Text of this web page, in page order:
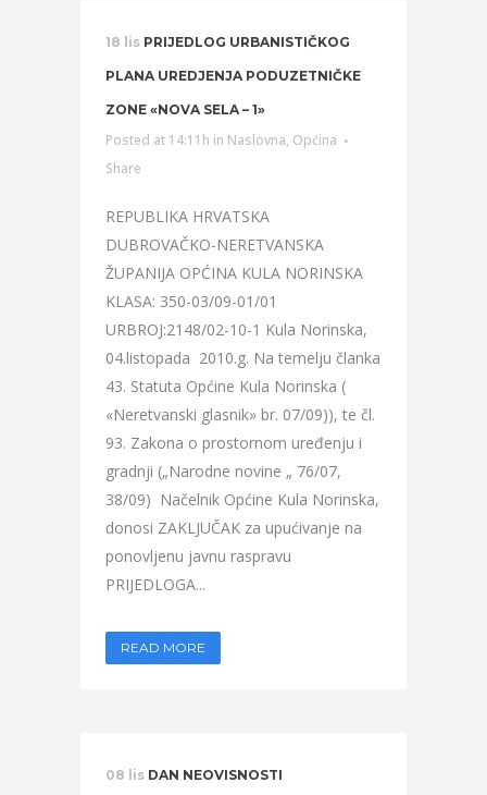
18 lis PRIJEDLOG URBANISTIČKOG
PLANA UREDJENJA PODUZETNIČKE
ZONE «NOVA SELA – 1»
Posted at 14:11h in Naslovna, Općina
Share
REPUBLIKA HRVATSKA
DUBROVAČKO-NERETVANSKA
ŽUPANIJA OPĆINA KULA NORINSKA
KLASA: 350-03/09-01/01
URBROJ:2148/02-10-1 Kula Norinska,
04.listopada 2010.g. Na temelju članka
43. Statuta Općine Kula Norinska (
«Neretvanski glasnik» br. 07/09)), te čl.
93. Zakona o prostornom uređenju i
gradnji („Narodne novine „ 76/07,
38/09) Načelnik Općine Kula Norinska,
donosi ZAKLJUČAK za upućivanje na
ponovljenu javnu raspravu
PRIJEDLOGA...
READ MORE
08 lis DAN NEOVISNOSTI